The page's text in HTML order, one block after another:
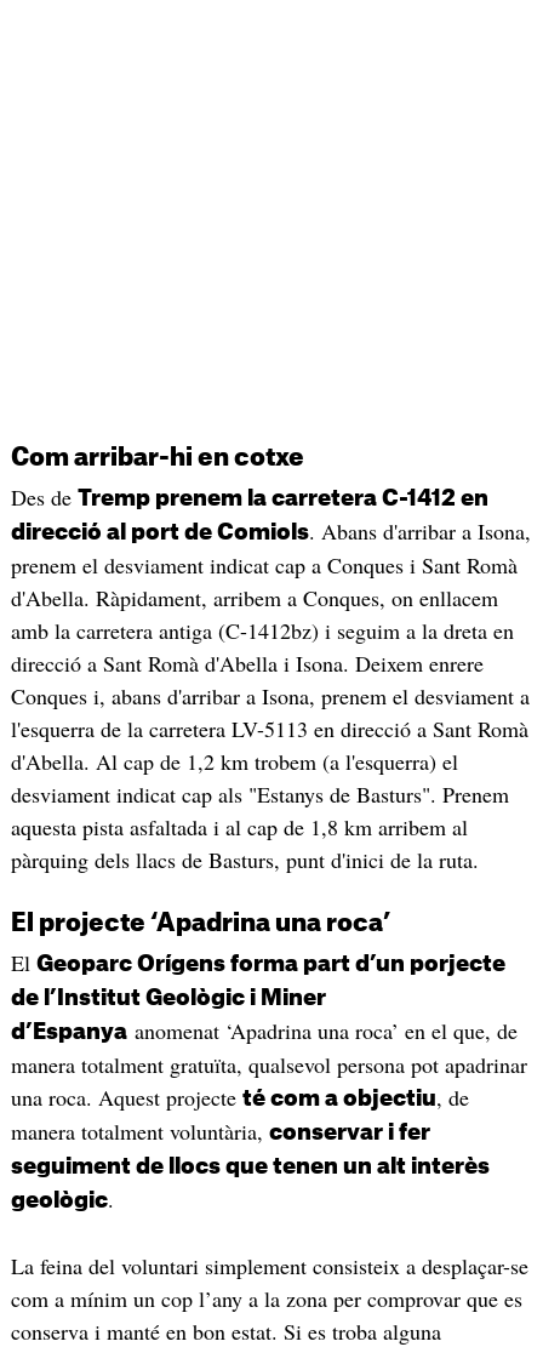
Com arribar-hi en cotxe
Des de Tremp prenem la carretera C-1412 en
direcció al port de Comiols. Abans d'arribar a Isona,
prenem el desviament indicat cap a Conques i Sant Romà
d'Abella. Ràpidament, arribem a Conques, on enllacem
amb la carretera antiga (C-1412bz) i seguim a la dreta en
direcció a Sant Romà d'Abella i Isona. Deixem enrere
Conques i, abans d'arribar a Isona, prenem el desviament a
l'esquerra de la carretera LV-5113 en direcció a Sant Romà
d'Abella. Al cap de 1,2 km trobem (a l'esquerra) el
desviament indicat cap als "Estanys de Basturs". Prenem
aquesta pista asfaltada i al cap de 1,8 km arribem al
pàrquing dels llacs de Basturs, punt d'inici de la ruta.
El projecte ‘Apadrina una roca’
El Geoparc Orígens forma part d’un porjecte
de l’Institut Geològic i Miner
d’Espanyaanomenat ‘Apadrina una roca’ en el que, de
manera totalment gratuïta, qualsevol persona pot apadrinar
una roca. Aquest projecte té com a objectiu, de
manera totalment voluntària, conservar i fer
seguiment de llocs que tenen un alt interès
geològic.
La feina del voluntari simplement consisteix a desplaçar-se
com a mínim un cop l’any a la zona per comprovar que es
conserva i manté en bon estat. Si es troba alguna